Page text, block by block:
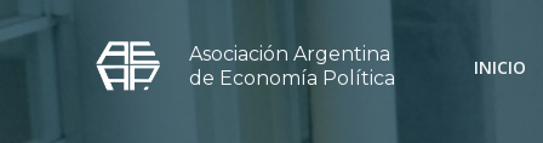
Saltar
al
Asociación Argentina
de Economía Política
INICIO